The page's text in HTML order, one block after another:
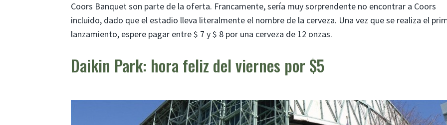
Coors Banquet son parte de la oferta. Francamente, sería muy sorprendente no encontrar a Coors
incluido, dado que el estadio lleva literalmente el nombre de la cerveza. Una vez que se realiza el
lanzamiento, espere pagar entre $ 7 y $ 8 por una cerveza de 12 onzas.
Daikin Park: hora feliz del viernes por $5